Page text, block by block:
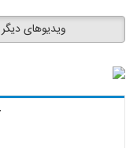
ویدیوهای دیگر